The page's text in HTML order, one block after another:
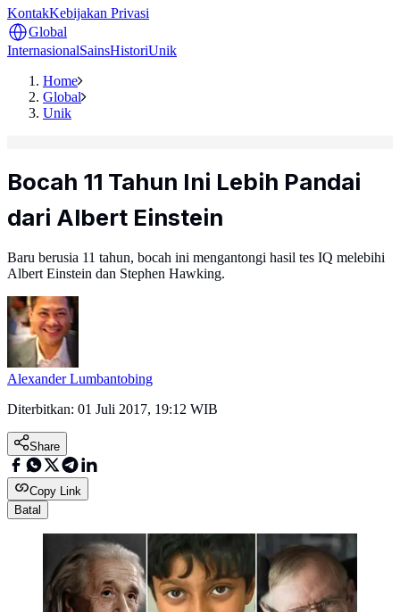
KontakKebijakan Privasi
Global
InternasionalSainsHistoriUnik
Home
Global
Unik
Bocah 11 Tahun Ini Lebih Pandai
dari Albert Einstein
Baru berusia 11 tahun, bocah ini mengantongi hasil tes IQ melebihi
Albert Einstein dan Stephen Hawking.
Alexander Lumbantobing
Diterbitkan: 01 Juli 2017, 19:12 WIB
Share
Copy Link
Batal